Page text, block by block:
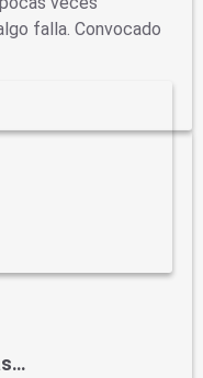
falla. Convocado